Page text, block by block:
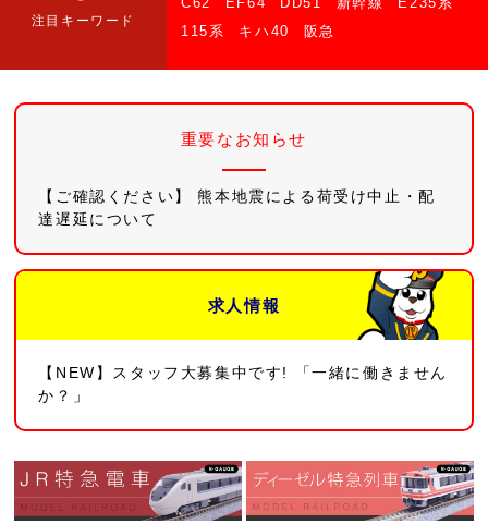
注目キーワード
115系
キハ40 阪急
重要なお知らせ
【ご確認ください】 熊本地震による荷受け中止・配
達遅延について
求人情報
【NEW】スタッフ大募集中です! 「一緒に働きません
か？」